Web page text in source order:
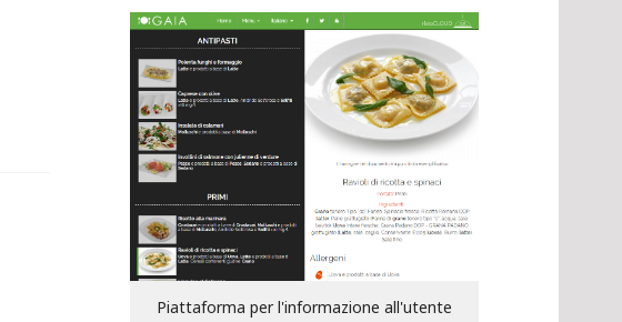
Piattaforma per l'informazione all'utente